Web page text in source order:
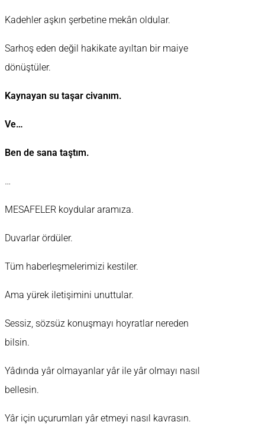
Kadehler aşkın şerbetine mekân oldular.
Sarhoş eden değil hakikate ayıltan bir maiye
dönüştüler.
Kaynayan su taşar civanım.
Ve…
Ben de sana taştım.
…
MESAFELER koydular aramıza.
Duvarlar ördüler.
Tüm haberleşmelerimizi kestiler.
Ama yürek iletişimini unuttular.
Sessiz, sözsüz konuşmayı hoyratlar nereden
bilsin.
Yâdında yâr olmayanlar yâr ile yâr olmayı nasıl
bellesin.
Yâr için uçurumları yâr etmeyi nasıl kavrasın.